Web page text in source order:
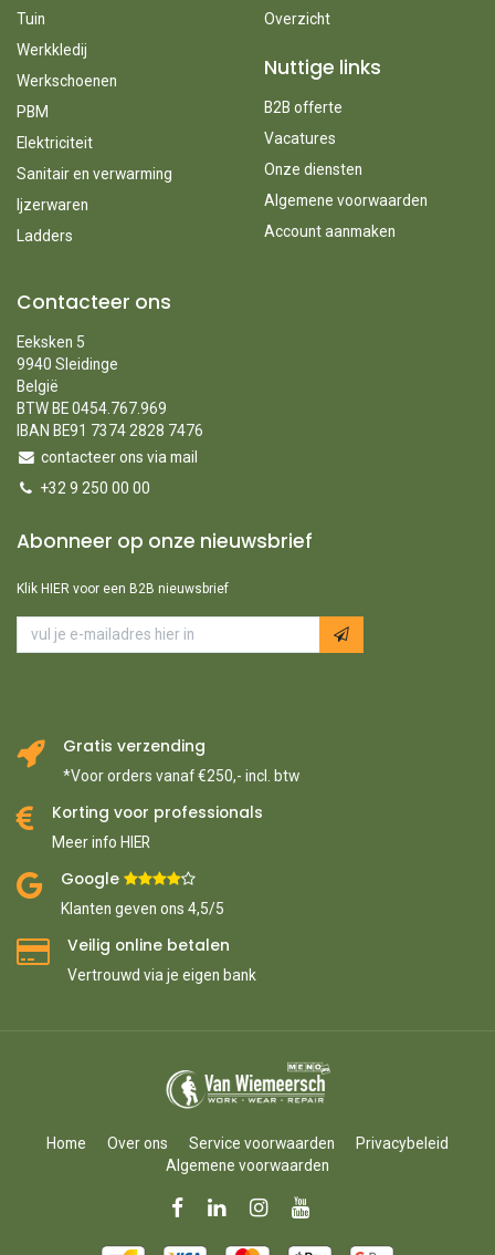
Tuin
Werkkledij
Werkschoenen
PBM
Elektriciteit
Sanitair en verwarming
Ijzerwaren
Ladders
Overzicht
Nuttige links
B2B offerte
Vacatures
Onze diensten
Algemene voorwaarden
Account aanmaken
Contacteer ons
Eeksken 5
9940 Sleidinge
België
BTW BE 0454.767.969
IBAN BE91 7374 2828 7476
contacteer ons via mail
+32 9 250 00 00
Abonneer op onze nieuwsbrief
Klik HIER voor een B2B nieuwsbrief
Gratis verzending
*Voor orders vanaf €250,- incl. btw
Korting voor professionals
Meer info HIER
Google ​
Klanten geven ons 4,5/5
Veilig online betalen
Vertrouwd via je eigen bank
Home Over ons Service voorwaarden
Privacybeleid
Algemene voorwaarden